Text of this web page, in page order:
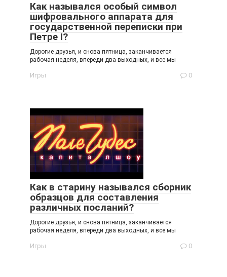
Как назывался особый символ
шифровального аппарата для
государственной переписки при
Петре I?
Дорогие друзья, и снова пятница, заканчивается
рабочая неделя, впереди два выходных, и все мы
Игры 0
Как в старину назывался сборник
образцов для составления
различных посланий?
Дорогие друзья, и снова пятница, заканчивается
рабочая неделя, впереди два выходных, и все мы
Игры 0